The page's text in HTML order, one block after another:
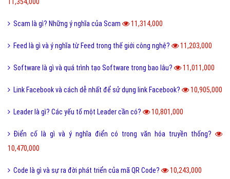
Scam là gì? Những ý nghĩa của Scam 11,314,000
Feed là gì và ý nghĩa từ Feed trong thế giới công nghệ? 11,203,000
Software là gì và quá trình tạo Software trong bao lâu? 11,011,000
Link Facebook và cách dễ nhất để sử dụng link Facebook? 10,905,000
Leader là gì? Các yếu tố một Leader cần có? 10,801,000
Điển cố là gì và ý nghĩa điển có trong văn hóa truyền thống?
10,470,000
Code là gì và sự ra đời phát triển của mã QR Code? 10,243,000